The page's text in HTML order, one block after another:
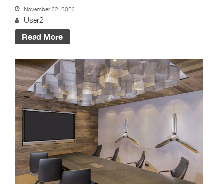
November 22, 2022
User2
Read More